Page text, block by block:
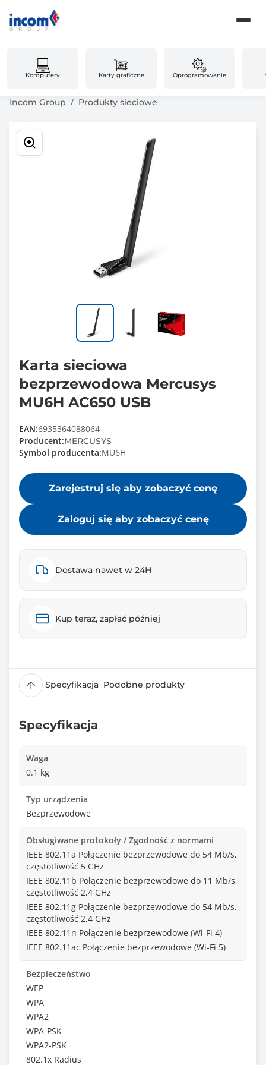
Komputery Karty graficzne Oprogramowanie
Incom Group Produkty sieciowe
Karta sieciowa
bezprzewodowa Mercusys
MU6H AC650 USB
EAN:6935364088064
Producent:MERCUSYS
Symbol producenta:MU6H
Zarejestruj się aby zobaczyć cenę
Zaloguj się aby zobaczyć cenę
Dostawa nawet w 24H
Kup teraz, zapłać później
Specyfikacja Podobne produkty
Specyfikacja
Waga
0.1 kg
Typ urządzenia
Bezprzewodowe
Obsługiwane protokoły / Zgodność z normami
IEEE 802.11a Połączenie bezprzewodowe do 54 Mb/s,
częstotliwość 5 GHz
IEEE 802.11b Połączenie bezprzewodowe do 11 Mb/s,
częstotliwość 2,4 GHz
IEEE 802.11g Połączenie bezprzewodowe do 54 Mb/s,
częstotliwość 2,4 GHz
IEEE 802.11n Połączenie bezprzewodowe (Wi-Fi 4)
IEEE 802.11ac Połączenie bezprzewodowe (Wi-Fi 5)
Bezpieczeństwo
WEP
WPA
WPA2
WPA-PSK
WPA2-PSK
802.1x Radius